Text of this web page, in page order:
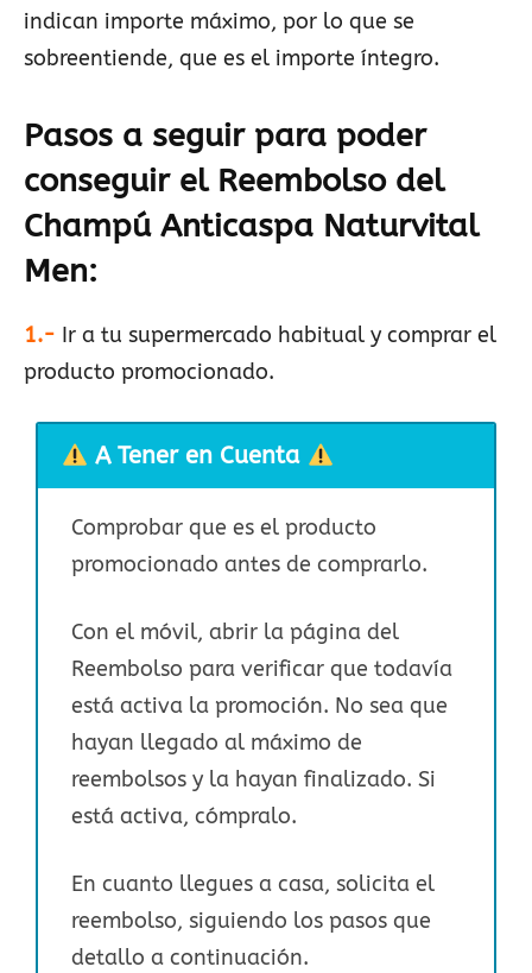
indican importe máximo, por lo que se
sobreentiende, que es el importe íntegro.
Pasos a seguir para poder
conseguir el Reembolso del
Champú Anticaspa Naturvital
Men:
1.- Ir a tu supermercado habitual y comprar el
producto promocionado.
A Tener en Cuenta
Comprobar que es el producto
promocionado antes de comprarlo.
Con el móvil, abrir la página del
Reembolso para verificar que todavía
está activa la promoción. No sea que
hayan llegado al máximo de
reembolsos y la hayan finalizado. Si
está activa, cómpralo.
En cuanto llegues a casa, solicita el
reembolso, siguiendo los pasos que
detallo a continuación.